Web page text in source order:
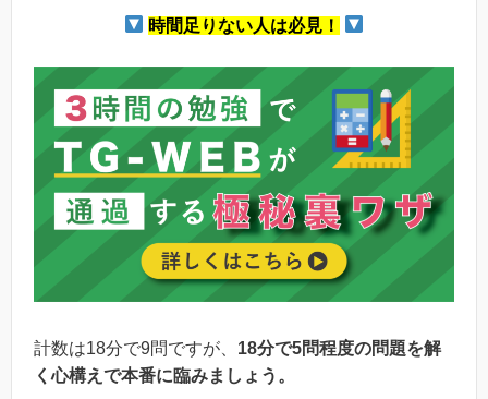
時間足りない人は必見！
計数は18分で9問ですが、 18分で5問程度の問題を解
く心構えで本番に臨みましょう。